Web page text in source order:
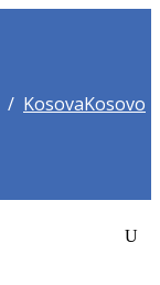
/ KosovaKosovo